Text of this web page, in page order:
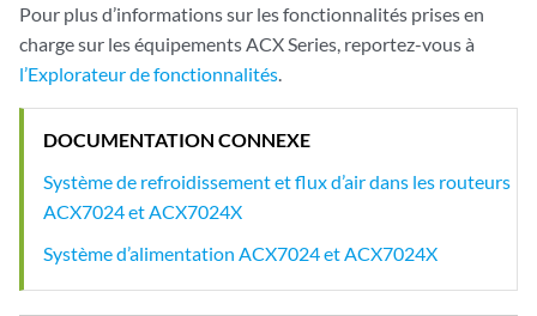
Pour plus d’informations sur les fonctionnalités prises en
charge sur les équipements ACX Series, reportez-vous à
l’Explorateur de fonctionnalités.
DOCUMENTATION CONNEXE
Système de refroidissement et flux d’air dans les routeurs
ACX7024 et ACX7024X
Système d’alimentation ACX7024 et ACX7024X